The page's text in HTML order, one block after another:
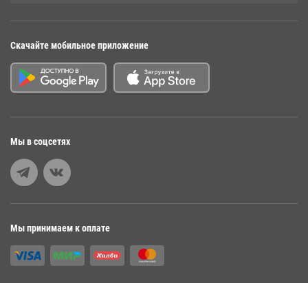
Скачайте мобильное приложение
Мы в соцсетях
Мы принимаем к оплате